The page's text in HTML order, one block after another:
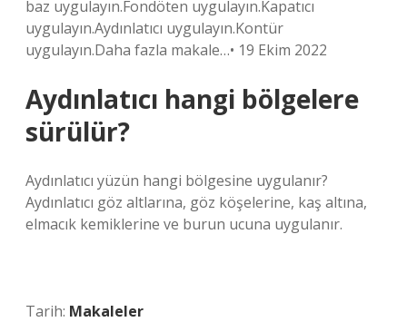
baz uygulayın.Fondöten uygulayın.Kapatıcı
uygulayın.Aydınlatıcı uygulayın.Kontür
uygulayın.Daha fazla makale…• 19 Ekim 2022
Aydınlatıcı hangi bölgelere
sürülür?
Aydınlatıcı yüzün hangi bölgesine uygulanır?
Aydınlatıcı göz altlarına, göz köşelerine, kaş altına,
elmacık kemiklerine ve burun ucuna uygulanır.
Tarih: Makaleler